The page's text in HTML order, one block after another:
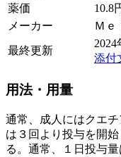
薬価
10.8
メーカー
Ｍｅ
最終更新
添付
用法・用量
通常、成人にはクエ
は３回より投与を開
る。通常、１日投与